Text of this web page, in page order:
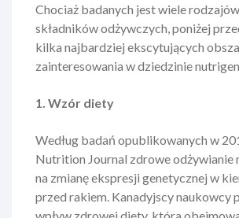
Chociaż badanych jest wiele
składników odżywczych, poniżej
kilka najbardziej ekscytujących
zainteresowania w dziedzinie
1. Wzór diety
Według badań opublikowanych w
Nutrition Journal zdrowe odżywianie
na zmianę ekspresji genetycznej w
przed rakiem. Kanadyjscy naukowcy
wpływ zdrowej diety, która